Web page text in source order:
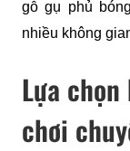
gỗ gụ phủ
nhiều không
Lựa
chơi